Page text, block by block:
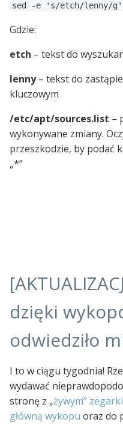
sed -e 's/etch/lenny/
Gdzie:
etch – tekst do
lenny– tekst do
kluczowym
/etc/apt/sources.list –
wykonywane zmiany.
przeszkodzie, by podać
„*”
dzięki
odwiedziło
I to w ciągu tygodnia!
wydawać
stronę z „żywym”
główną wykopu oraz do